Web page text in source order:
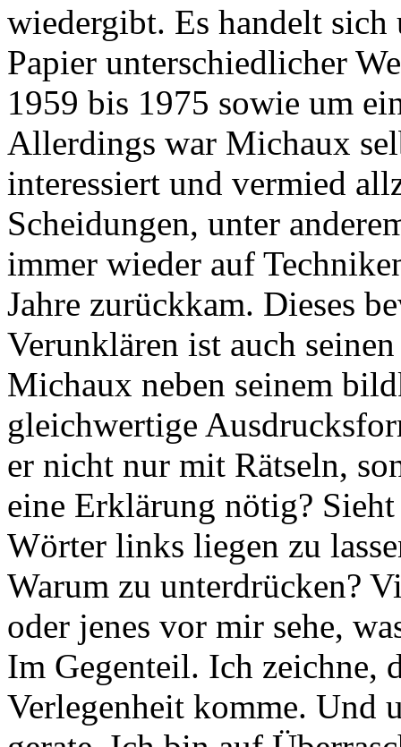
wiedergibt. Es handelt
Papier unterschiedlicher
1959 bis 1975 sowie um
Allerdings war Michaux
interessiert und vermied
Scheidungen, unter
immer wieder auf
Jahre zurückkam. Dieses
Verunklären ist auch
Michaux neben seinem
gleichwertige
er nicht nur mit Rätseln,
eine Erklärung nötig?
Wörter links liegen zu
Warum zu unterdrücken?
oder jenes vor mir sehe,
Im Gegenteil. Ich zeichne,
Verlegenheit komme. Und